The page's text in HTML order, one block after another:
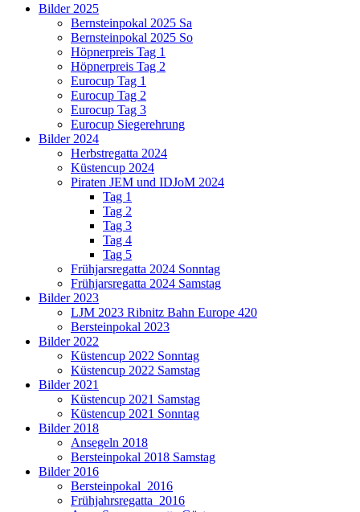
Bilder 2025
Bernsteinpokal 2025 Sa
Bernsteinpokal 2025 So
Höpnerpreis Tag 1
Höpnerpreis Tag 2
Eurocup Tag 1
Eurocup Tag 2
Eurocup Tag 3
Eurocup Siegerehrung
Bilder 2024
Herbstregatta 2024
Küstencup 2024
Piraten JEM und IDJoM 2024
Tag 1
Tag 2
Tag 3
Tag 4
Tag 5
Frühjarsregatta 2024 Sonntag
Frühjarsregatta 2024 Samstag
Bilder 2023
LJM 2023 Ribnitz Bahn Europe 420
Bersteinpokal 2023
Bilder 2022
Küstencup 2022 Sonntag
Küstencup 2022 Samstag
Bilder 2021
Küstencup 2021 Samstag
Küstencup 2021 Sonntag
Bilder 2018
Ansegeln 2018
Bersteinpokal 2018 Samstag
Bilder 2016
Bersteinpokal_2016
Frühjahrsregatta_2016